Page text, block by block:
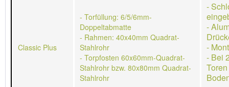
Classic Plus
- Torfüllung: 6/5/6mm-
Doppeltabmatte
- Rahmen: 40x40mm Quadrat-
Stahlrohr
- Torpfosten 60x60mm-Quadrat-
Stahlrohr bzw. 80x80mm Quadrat-
Stahlrohr
-
-
-
- Bei